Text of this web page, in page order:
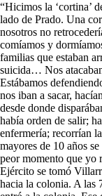
“Hicimos la ‘cortina’
lado de Prado. Una
nosotros no
comíamos y
familias que estaban
suicida… Nos
Estábamos
nos iban a sacar,
desde donde
había orden de salir;
enfermería; recorrían
mayores de 10 años
peor momento que yo
Ejército se tomó
hacia la colonia. A las